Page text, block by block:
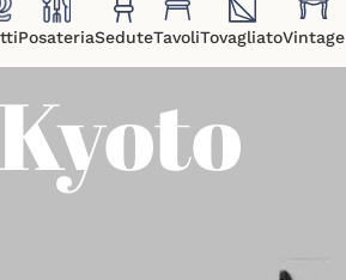
PosateriaSeduteTavoliTovagliatoVintage